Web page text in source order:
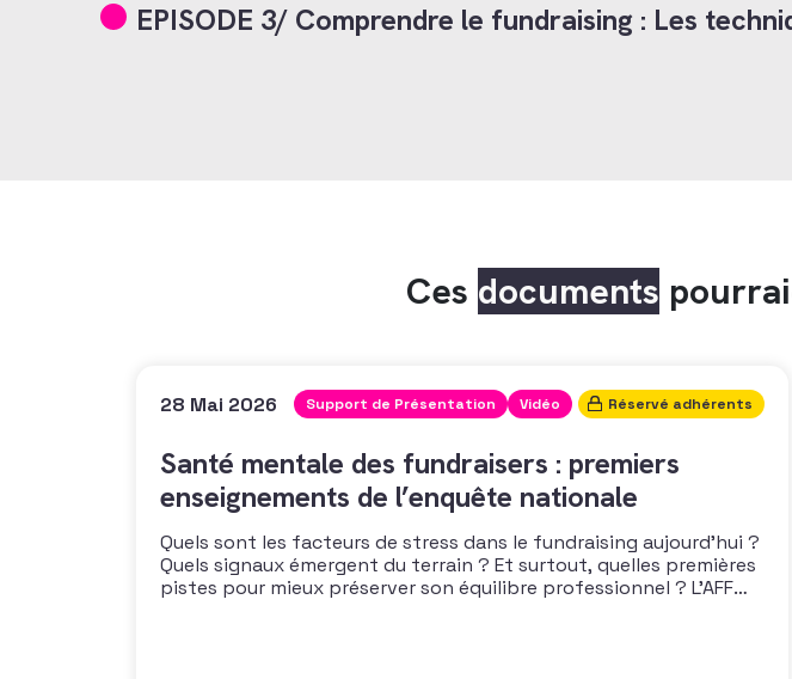
EPISODE 3/ Comprendre le fundraising : Les
Ces documents
28 Mai 2026 Support de Présentation Vidéo Réservé adhérents
Santé mentale des fundraisers : premiers
enseignements de l’enquête nationale
Quels sont les facteurs de stress dans le fundraising aujourd’hui ?
Quels signaux émergent du terrain ? Et surtout, quelles premières
pistes pour mieux préserver son équilibre professionnel ? L’AFF